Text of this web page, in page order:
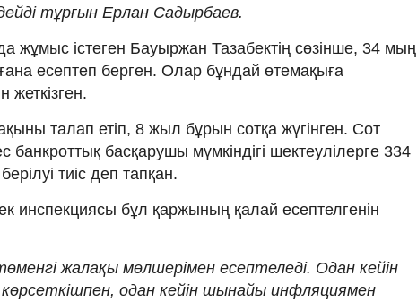
тұрғын Ерлан Садырбаев.
жұмыс істеген Бауыржан Тазабектің сөзінше, 34 мың
есептеп берген. Олар бұндай өтемақыға
жеткізген.
талап етіп, 8 жыл бұрын сотқа жүгінген. Сот
банкроттық басқарушы мүмкіндігі шектеулілерге 334
тиіс деп тапқан.
инспекциясы бұл қаржының қалай есептелгенін
жалақы мөлшерімен есептеледі. Одан кейін
одан кейін шынайы инфляциямен